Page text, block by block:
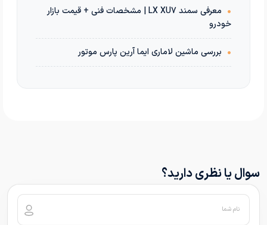
•
معرفی سمند LX XU7 | مشخصات فنی + قیمت بازار
خودرو
• بررسی ماشین لاماری ایما آرین پارس موتور
سوال یا نظری دارید؟
نام شما